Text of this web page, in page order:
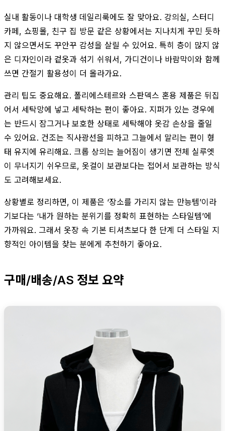
실내 활동이나 대학생 데일리룩에도 잘 맞아요. 강의실, 스터디
카페, 쇼핑몰, 친구 집 방문 같은 상황에서는 지나치게 꾸민 듯하
지 않으면서도 꾸안꾸 감성을 살릴 수 있어요. 특히 층이 많지 않
은 디자인이라 겉옷과 섞기 쉬워서, 가디건이나 바람막이와 함께
쓰면 간절기 활용성이 더 올라가요.
관리 팁도 중요해요. 폴리에스테르와 스판덱스 혼용 제품은 뒤집
어서 세탁망에 넣고 세탁하는 편이 좋아요. 지퍼가 있는 경우에
는 반드시 잠그거나 보호한 상태로 세탁해야 옷감 손상을 줄일
수 있어요. 건조는 직사광선을 피하고 그늘에서 말리는 편이 형
태 유지에 유리해요. 크롭 상의는 늘어짐이 생기면 전체 실루엣
이 무너지기 쉬우므로, 옷걸이 보관보다는 접어서 보관하는 방식
도 고려해보세요.
상황별로 정리하면, 이 제품은 ‘장소를 가리지 않는 만능템’이라
기보다는 ‘내가 원하는 분위기를 정확히 표현하는 스타일템’에
가까워요. 그래서 옷장 속 기본 티셔츠보다 한 단계 더 스타일 지
향적인 아이템을 찾는 분에게 추천하기 좋아요.
구매/배송/AS 정보 요약